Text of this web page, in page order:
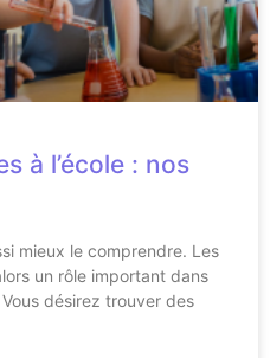
à l’école : nos
mieux le comprendre. Les
un rôle important dans
désirez trouver des